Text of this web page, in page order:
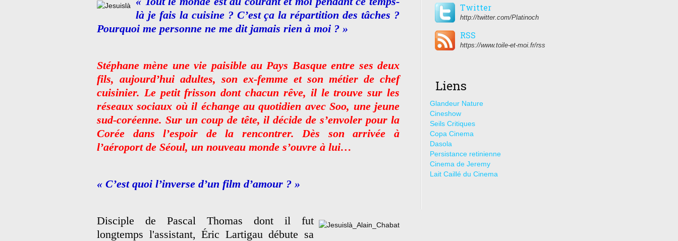
là je fais la cuisine ? C’est ça la répartition des tâches ?
Pourquoi me personne ne me dit jamais rien à moi ? »
Stéphane mène une vie paisible au Pays Basque entre ses deux
fils, aujourd’hui adultes, son ex-femme et son métier de chef
cuisinier. Le petit frisson dont chacun rêve, il le trouve sur les
réseaux sociaux où il échange au quotidien avec Soo, une jeune
sud-coréenne. Sur un coup de tête, il décide de s’envoler pour la
Corée dans l’espoir de la rencontrer. Dès son arrivée à
l’aéroport de Séoul, un nouveau monde s’ouvre à lui…
« C’est quoi l’inverse d’un film d’amour ? »
Disciple de Pascal Thomas dont il fut
longtemps l'assistant, Éric Lartigau débute sa
Twitter
http://twitter.com/Platinoch
RSS
https://www.toile-et-moi.fr/rss
Liens
Glandeur Nature
Cineshow
Seils Critiques
Copa Cinema
Dasola
Persistance retinienne
Cinema de Jeremy
Lait Caillé du Cinema